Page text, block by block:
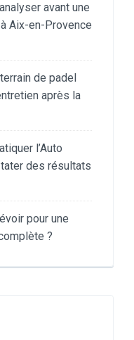
avant une
Aix-en-Provence
de padel
après la
l’Auto
des résultats
pour une
?